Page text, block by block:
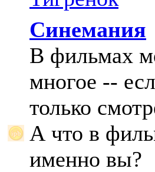
Синемания
В фильмах
многое --
только
А что в
именно вы?